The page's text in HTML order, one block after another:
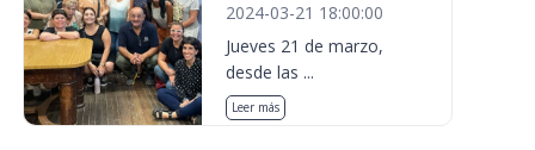
2024-03-21 18:00:00
Jueves 21 de marzo,
desde las ...
Leer más